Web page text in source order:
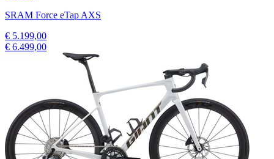
SRAM Force eTap AXS
€ 5.199,00
€ 6.499,00